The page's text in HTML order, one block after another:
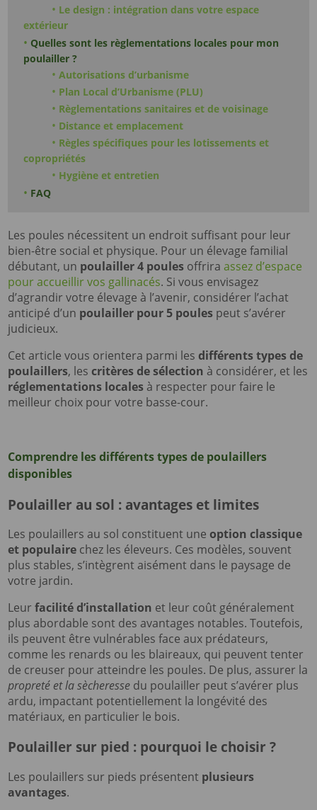
Le design : intégration dans votre espace
extérieur
Quelles sont les règlementations locales pour mon
poulailler ?
Autorisations d’urbanisme
Plan Local d’Urbanisme (PLU)
Règlementations sanitaires et de voisinage
Distance et emplacement
Règles spécifiques pour les lotissements et
copropriétés
Hygiène et entretien
FAQ
Les poules nécessitent un endroit suffisant pour leur
bien-être social et physique. Pour un élevage familial
débutant, un poulailler 4 poules offriraassez d’espace
pour accueillir vos gallinacés. Si vous envisagez
d’agrandir votre élevage à l’avenir, considérer l’achat
anticipé d’un poulailler pour 5 poules peut s’avérer
judicieux.
Cet article vous orientera parmi lesdifférents types de
poulaillers, lescritères de sélection à considérer, et les
réglementations locales à respecter pour faire le
meilleur choix pour votre basse-cour.
Comprendre les différents types de poulaillers
disponibles
Poulailler au sol : avantages et limites
Les poulaillers au sol constituent uneoption classique
et populaire chez les éleveurs. Ces modèles, souvent
plus stables, s’intègrent aisément dans le paysage de
votre jardin.
Leurfacilité d’installation et leur coût généralement
plus abordable sont des avantages notables. Toutefois,
ils peuvent être vulnérables face aux prédateurs,
comme les renards ou les blaireaux, qui peuvent tenter
de creuser pour atteindre les poules. De plus, assurer la
propreté et la sècheresse du poulailler peut s’avérer plus
ardu, impactant potentiellement la longévité des
matériaux, en particulier le bois.
Poulailler sur pied : pourquoi le choisir ?
Les poulaillers sur pieds présentent plusieurs
avantages.